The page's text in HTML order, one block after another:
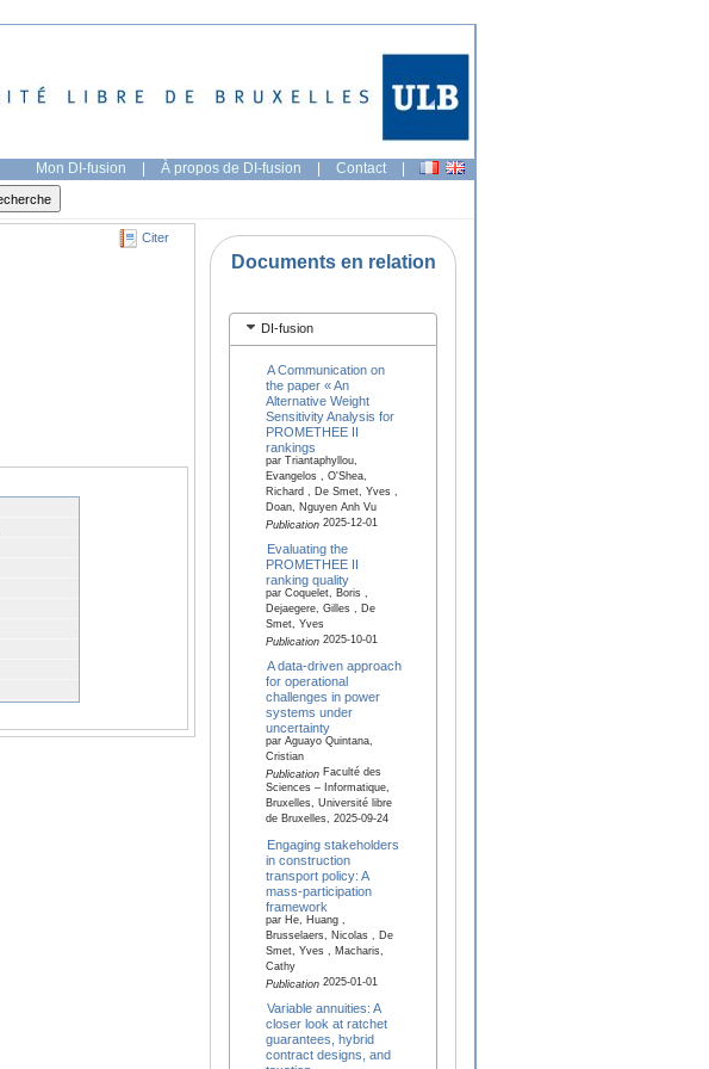
Mon DI-fusion | À propos de DI-fusion | Contact |
Citer
Documents en relation
DI-fusion
A Communication on
the paper « An
Alternative Weight
Sensitivity Analysis for
PROMETHEE II
rankings
par Triantaphyllou,
Evangelos , O'Shea,
Richard , De Smet, Yves ,
Doan, Nguyen Anh Vu
Publication2025-12-01
Evaluating the
PROMETHEE II
ranking quality
par Coquelet, Boris ,
Dejaegere, Gilles , De
Smet, Yves
Publication2025-10-01
A data-driven approach
for operational
challenges in power
systems under
uncertainty
par Aguayo Quintana,
Cristian
PublicationFaculté des
Sciences – Informatique,
Bruxelles, Université libre
de Bruxelles, 2025-09-24
Engaging stakeholders
in construction
transport policy: A
mass-participation
framework
par He, Huang ,
Brusselaers, Nicolas , De
Smet, Yves , Macharis,
Cathy
Publication2025-01-01
Variable annuities: A
closer look at ratchet
guarantees, hybrid
contract designs, and